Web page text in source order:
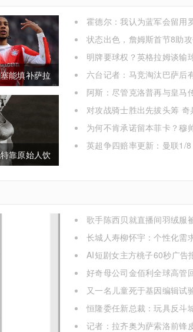
能填补萨拉
但很难和拜
靠原始人饮
霍德尔：我认为蓝军会留用
状态出色，詹姆斯首节8助
明牌要球权？英格拉姆谈输
六台记者：马竞淘汰巴萨后
阿斯：尽管克洛普再与皇马
对攻战骑士胜出先拔头筹
为何不肯承诺留本菲卡？穆
英超争四赔率更新：曼联1/
歌手陈西贝就直播间羽绒服
事销售额约300万元
长城人寿柳怀宇：个性化需
在于算法设置
AI短剧女主方桃子60秒广告
一天都很舒服”，该视频已下
告法》好奇母公司金佰利全球高管
学证据又一名儿童死于基因编辑试
事件曝光，业内警示：追求“
恒隆委任新总裁：玩具反斗
韦柏出任
记者：拉齐奥为萨索洛前锋